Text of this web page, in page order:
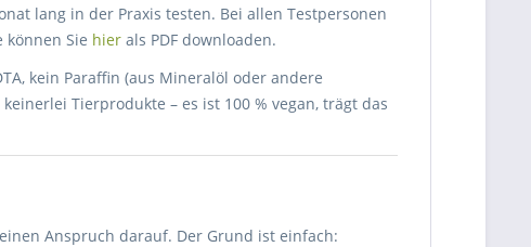
lang in der Praxis testen. Bei allen Testpersonen
Sie hier als PDF downloaden.
kein Paraffin (aus Mineralöl oder andere
Tierprodukte – es ist 100 % vegan, trägt das
Anspruch darauf. Der Grund ist einfach: